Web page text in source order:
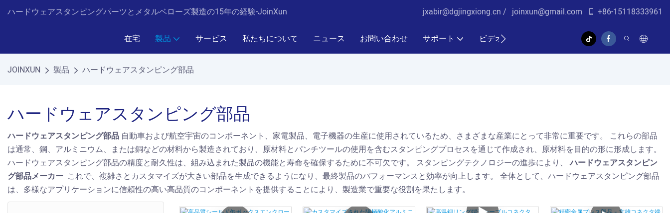
ハードウェアスタンピングパーツとメタルベローズ製造の15年の経験-JoinXun jxabir@dgjingxiong.cn / joinxun@gmail.com +86-15118333961
在宅 製品 サービス 私たちについて ニュース お問い合わせ サポート ビデオ
JOINXUN 製品 ハードウェアスタンピング部品
ハードウェアスタンピング部品
ハードウェアスタンピング部品 自動車および航空宇宙のコンポーネント、家電製品、電子機器の生産に使用されているため、さまざまな産業にとって非常に重要です。 これらの部品
は通常、鋼、アルミニウム、または銅などの材料から製造されており、原材料とパンチツールの使用を含むスタンピングプロセスを通じて作成され、原材料を目的の形に形成します。
ハードウェアスタンピング部品の精度と耐久性は、組み込まれた製品の機能と寿命を確保するために不可欠です。 スタンピングテクノロジーの進歩により、ハードウェアスタンピン
グ部品メーカー これで、複雑さとカスタマイズが大きい部品を生成できるようになり、最終製品のパフォーマンスと効率が向上します。 全体として、ハードウェアスタンピング部品
は、多様なアプリケーションに信頼性の高い高品質のコンポーネントを提供することにより、製造業で重要な役割を果たします。